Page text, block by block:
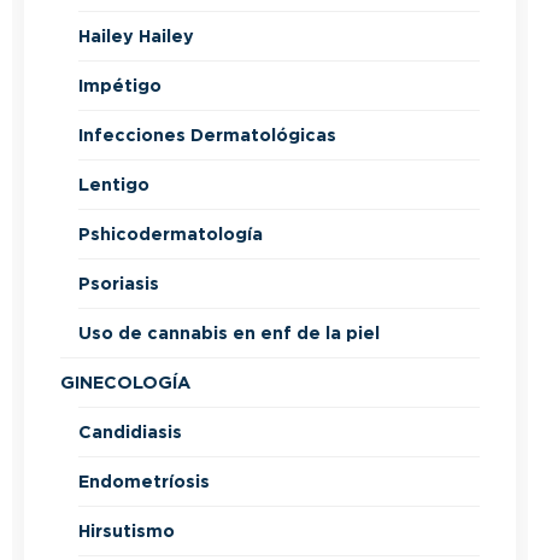
Hailey Hailey
Impétigo
Infecciones Dermatológicas
Lentigo
Pshicodermatología
Psoriasis
Uso de cannabis en enf de la piel
GINECOLOGÍA
Candidiasis
Endometríosis
Hirsutismo